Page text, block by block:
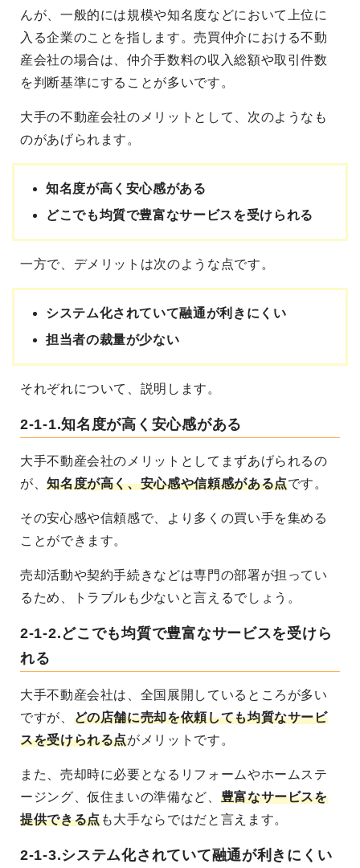
んが、一般的には規模や知名度などにおいて上位に
入る企業のことを指します。売買仲介における不動
産会社の場合は、仲介手数料の収入総額や取引件数
を判断基準にすることが多いです。
大手の不動産会社のメリットとして、次のようなも
のがあげられます。
知名度が高く安心感がある
どこでも均質で豊富なサービスを受けられる
一方で、デメリットは次のような点です。
システム化されていて融通が利きにくい
担当者の裁量が少ない
それぞれについて、説明します。
2-1-1.知名度が高く安心感がある
大手不動産会社のメリットとしてまずあげられるの
が、知名度が高く、安心感や信頼感がある点です。
その安心感や信頼感で、より多くの買い手を集める
ことができます。
売却活動や契約手続きなどは専門の部署が担ってい
るため、トラブルも少ないと言えるでしょう。
2-1-2.どこでも均質で豊富なサービスを受けら
れる
大手不動産会社は、全国展開しているところが多い
ですが、 どの店舗に売却を依頼しても均質なサービ
スを受けられる点がメリットです。
また、売却時に必要となるリフォームやホームステ
ージング、仮住まいの準備など、 豊富なサービスを
提供できる点も大手ならではだと言えます。
2-1-3.システム化されていて融通が利きにくい